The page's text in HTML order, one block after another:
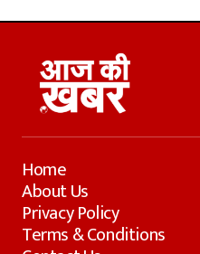
Home
About Us
Privacy Policy
Terms & Conditions